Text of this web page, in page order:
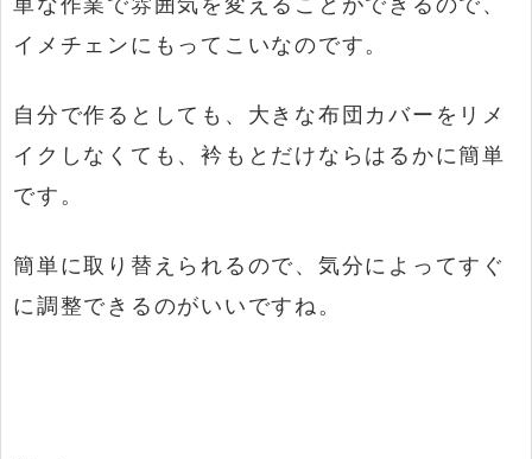
イメチェンにもってこいなのです。
自分で作るとしても、大きな布団カバーをリメ
イクしなくても、衿もとだけならはるかに簡単
です。
簡単に取り替えられるので、気分によってすぐ
に調整できるのがいいですね。